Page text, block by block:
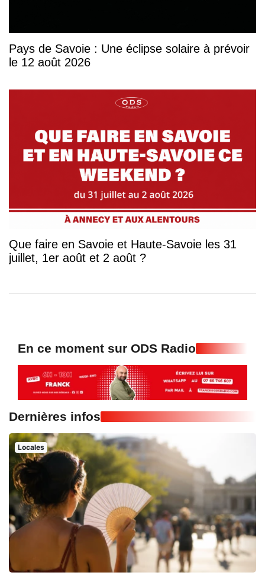
Pays de Savoie : Une éclipse solaire à prévoir
le 12 août 2026
Que faire en Savoie et Haute-Savoie les 31
juillet, 1er août et 2 août ?
En ce moment sur ODS Radio
Dernières infos
Locales